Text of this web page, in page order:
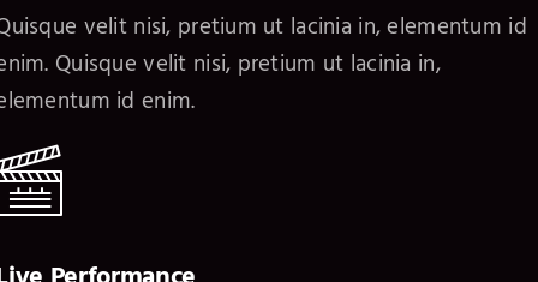
velit nisi, pretium ut lacinia in, elementum id
Quisque velit nisi, pretium ut lacinia in,
id enim.